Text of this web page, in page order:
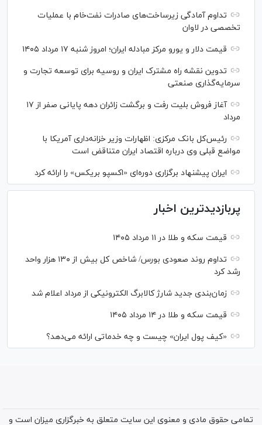
تداوم آمادگی زیرساخت‌های صادرات نفت‌خام با عملیات
تخصصی در لاوان
قیمت دلار و یورو مرکز مبادله ایران؛ امروز شنبه ۱۷ مرداد ۱۴۰۵
تدوین نقشه راه مشترک ایران و روسیه برای توسعه تجارت و
سرمایه‌گذاری صنعتی
آغاز فروش بلیت رفت و برگشت زائران دهه پایانی صفر از ۱۷
مرداد
رئیس‌کل بانک مرکزی: اظهارات وزیر خزانه‌داری آمریکا با
مواضع قبلی وی درباره اقتصاد ایران متناقض است
ایران پیشنهاد برگزاری دوره‌ای «اکسپو بریکس» را ارائه کرد
پربازدیدترین اخبار
قیمت سکه و طلا در ۱۱ مرداد ۱۴۰۵
تداوم روند صعودی بورس/ شاخص کل بیش از ۱۳۰ هزار واحد
رشد کرد
زمان‌بندی جدید شارژ کالابرگ الکترونیکی از مرداد اعلام شد
قیمت سکه و طلا در ۱۴ مرداد ۱۴۰۵
«کیف پول ایران» چیست و چه خدماتی ارائه می‌دهد؟
تمامی حقوق مادی و معنوی این سایت متعلق به خبرگزاری میزان است و